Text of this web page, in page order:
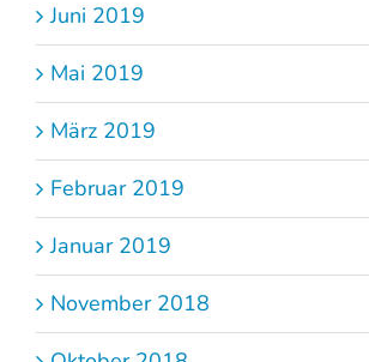
Juni 2019
Mai 2019
März 2019
Februar 2019
Januar 2019
November 2018